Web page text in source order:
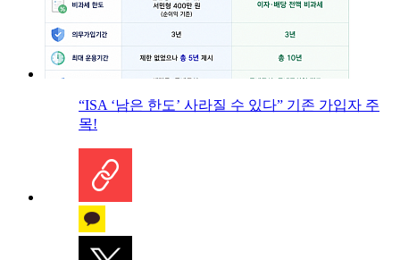
“ISA ‘남은 한도’ 사라질 수 있다” 기존 가입자 주
목!